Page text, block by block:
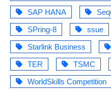
SAP HANA
SPring-8
ssue
Starlink Business
TER
TSMC
WorldSkills Competition